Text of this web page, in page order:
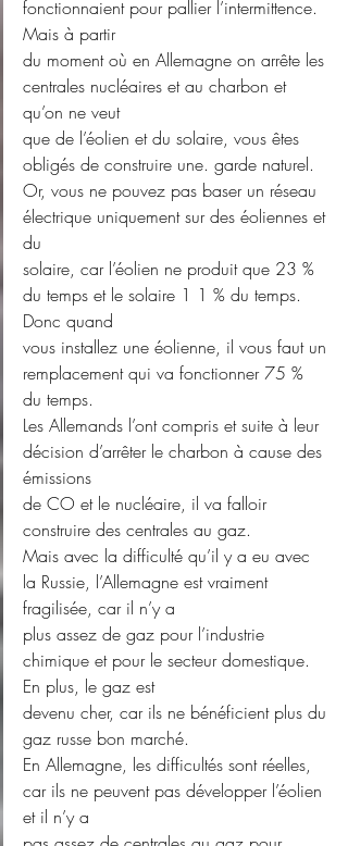
fonctionnaient pour pallier l’intermittence.
Mais à partir
du moment où en Allemagne on arrête les
centrales nucléaires et au charbon et
qu’on ne veut
que de l’éolien et du solaire, vous êtes
obligés de construire une. garde naturel.
Or, vous ne pouvez pas baser un réseau
électrique uniquement sur des éoliennes et
du
solaire, car l’éolien ne produit que 23 %
du temps et le solaire 1 1 % du temps.
Donc quand
vous installez une éolienne, il vous faut un
remplacement qui va fonctionner 75 %
du temps.
Les Allemands l’ont compris et suite à leur
décision d’arrêter le charbon à cause des
émissions
de CO et le nucléaire, il va falloir
construire des centrales au gaz.
Mais avec la difficulté qu’il y a eu avec
la Russie, l’Allemagne est vraiment
fragilisée, car il n’y a
plus assez de gaz pour l’industrie
chimique et pour le secteur domestique.
En plus, le gaz est
devenu cher, car ils ne bénéficient plus du
gaz russe bon marché.
En Allemagne, les difficultés sont réelles,
car ils ne peuvent pas développer l’éolien
et il n’y a